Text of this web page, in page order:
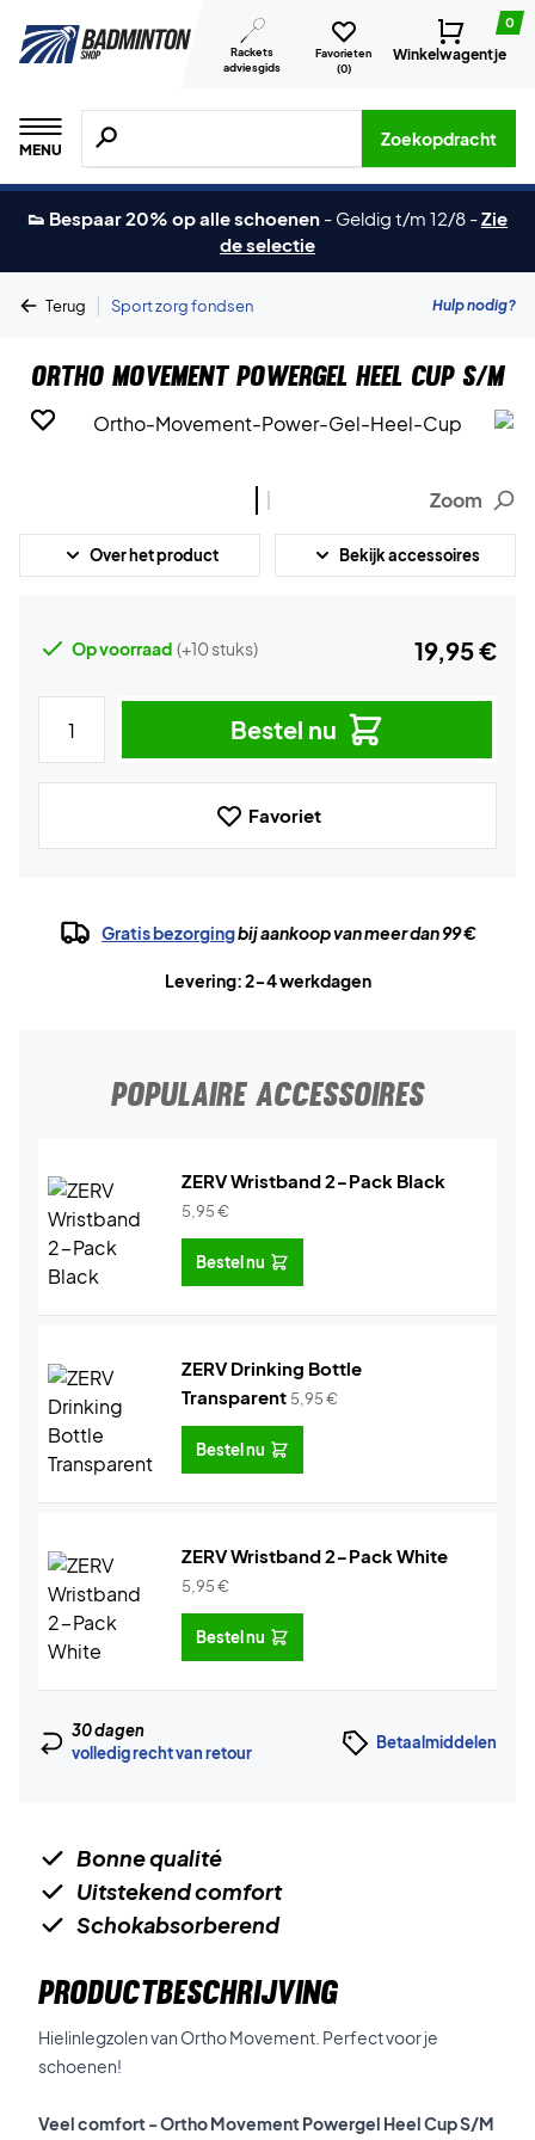
Rackets
adviesgids
Favorieten
(0)
0
Winkelwagentje
MENU
Zoeken naar producten, merken etc.
Zoekopdracht
👟 Bespaar 20% op alle schoenen - Geldig t/m 12/8 -Zie
de selectie
Terug | Sport zorg fondsen Hulp nodig?
Ortho Movement Powergel Heel Cup S/M
Zoom
Over het product Bekijk accessoires
Op voorraad (+10 stuks) 19,95 €
Bestel nu
Favoriet
Gratis bezorgingbij aankoop van meer dan 99 €
Levering: 2-4 werkdagen
POPULAIRE ACCESSOIRES
ZERV Wristband 2-Pack Black
5,95€
Bestel nu
ZERV Drinking Bottle
Transparent 5,95€
Bestel nu
ZERV Wristband 2-Pack White
5,95€
Bestel nu
30 dagen
volledig recht van retour
Betaalmiddelen
Bonne qualité
Uitstekend comfort
Schokabsorberend
PRODUCTBESCHRIJVING
Hielinlegzolen van Ortho Movement. Perfect voor je
schoenen!
Veel comfort - Ortho Movement Powergel Heel Cup S/M